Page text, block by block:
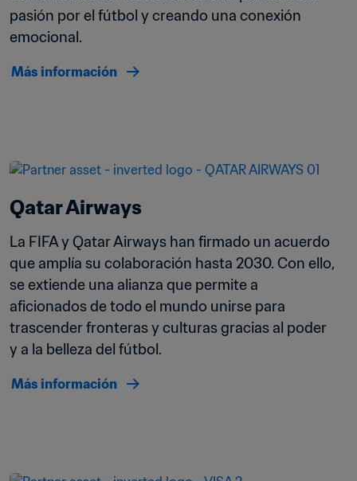
pasión por el fútbol y creando una conexión
emocional.
Más información
Qatar Airways
La FIFA y Qatar Airways han firmado un acuerdo
que amplía su colaboración hasta 2030. Con ello,
se extiende una alianza que permite a
aficionados de todo el mundo unirse para
trascender fronteras y culturas gracias al poder
y a la belleza del fútbol.
Más información